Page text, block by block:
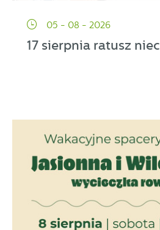
05 - 08 - 2026
17 sierpnia ratusz